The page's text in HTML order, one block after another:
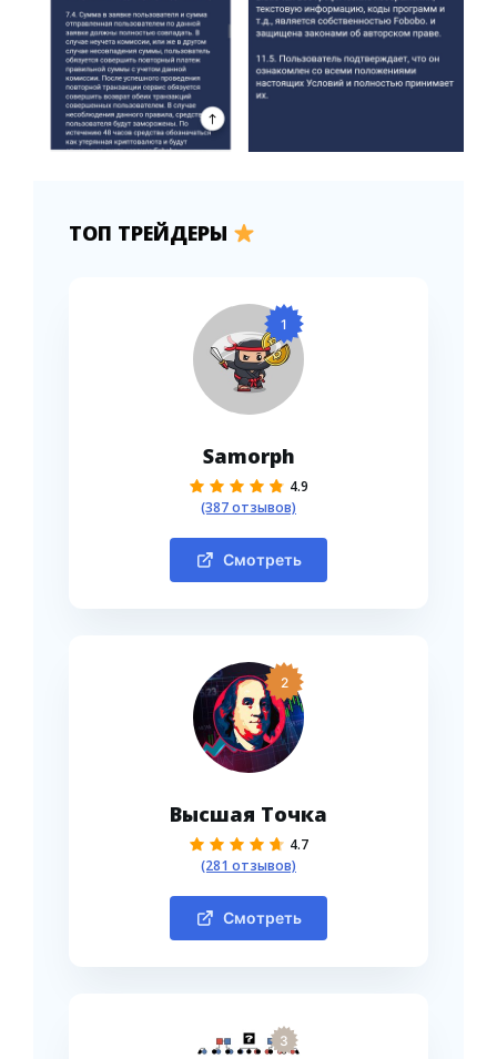
ТОП ТРЕЙДЕРЫ
1
Samorph
4.9
(387 отзывов)
Смотреть
2
Высшая Точка
4.7
(281 отзывов)
Смотреть
3